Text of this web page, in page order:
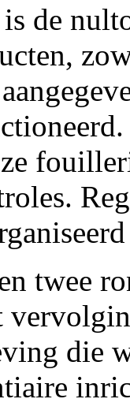
de
twee
die